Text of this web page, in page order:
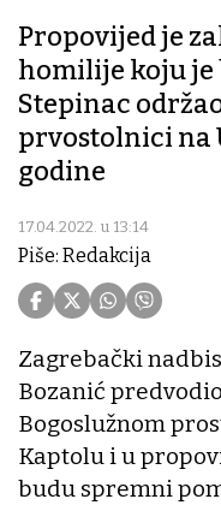
Propovijed je
homilije koju
Stepinac
prvostolnici na
godine
17.04.2022. u 13:14
Piše: Redakcija
Zagrebački
Bozanić
Bogoslužnom
Kaptolu i u
budu spremni